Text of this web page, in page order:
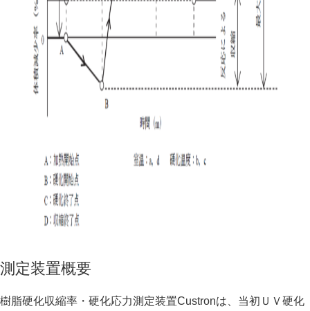
測定装置概要
樹脂硬化収縮率・硬化応力測定装置Custronは、当初ＵＶ硬化